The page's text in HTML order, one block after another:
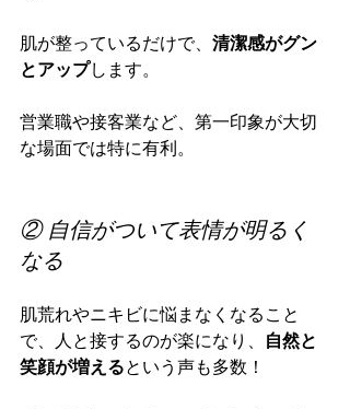
肌が整っているだけで、 清潔感がグン
とアップします。
営業職や接客業など、第一印象が大切
な場面では特に有利。
② 自信がついて表情が明るく
なる
肌荒れやニキビに悩まなくなること
で、人と接するのが楽になり、
自然と
笑顔が増えるという声も多数！